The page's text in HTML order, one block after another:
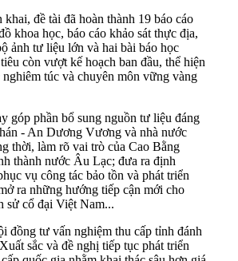
khai, đề tài đã hoàn thành 19 báo cáo
khoa học, báo cáo khảo sát thực địa,
ảnh tư liệu lớn và hai bài báo học
còn vượt kế hoạch ban đầu, thể hiện
túc và chuyên môn vững vàng
góp phần bổ sung nguồn tư liệu đáng
- An Dương Vương và nhà nước
thời, làm rõ vai trò của Cao Bằng
thành nước Âu Lạc; đưa ra định
vụ công tác bảo tồn và phát triển
ra những hướng tiếp cận mới cho
sử cổ đại Việt Nam...
đồng tư vấn nghiệm thu cấp tỉnh đánh
sắc và đề nghị tiếp tục phát triển